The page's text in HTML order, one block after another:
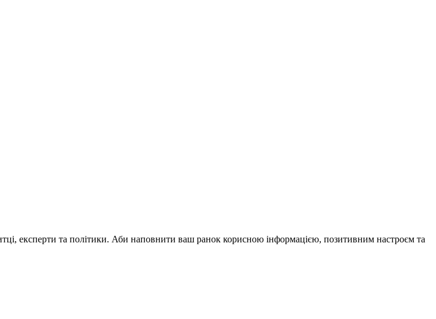
експерти та політики. Аби наповнити ваш ранок корисною інформацією, позитивним настроєм та